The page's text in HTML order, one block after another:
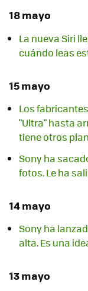
18 mayo
La nueva Siri
cuándo leas
15 mayo
Los
"Ultra" hasta
tiene otros
Sony ha
fotos. Le ha
14 mayo
Sony ha
alta. Es una
13 mayo